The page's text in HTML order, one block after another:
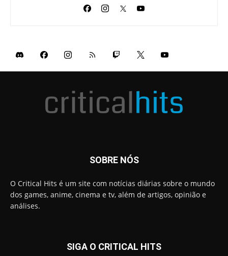
SOBRE NÓS
O Critical Hits é um site com notícias diárias sobre o mundo
dos games, anime, cinema e tv, além de artigos, opinião e
análises.
SIGA O CRITICAL HITS